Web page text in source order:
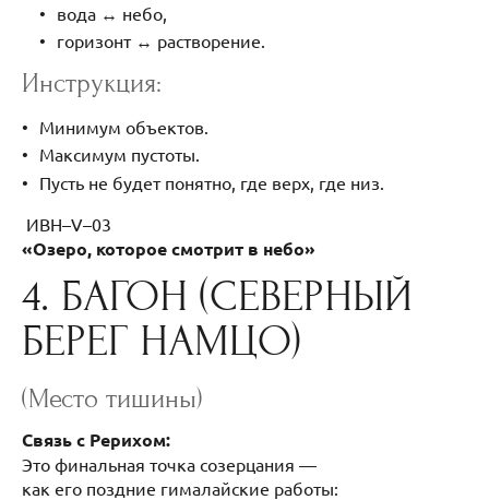
вода ↔ небо,
горизонт ↔ растворение.
Инструкция:
Минимум объектов.
Максимум пустоты.
Пусть не будет понятно, где верх, где низ.
ИВН–V–03
«Озеро, которое смотрит в небо»
4. БАГОН (СЕВЕРНЫЙ
БЕРЕГ НАМЦО)
(Место тишины)
Связь с Рерихом:
Это финальная точка созерцания —
как его поздние гималайские работы: